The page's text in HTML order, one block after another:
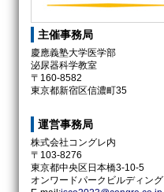
主催事務局
慶應義塾大学医学部
泌尿器科学教室
〒160-8582
東京都新宿区信濃町35
運営事務局
株式会社コングレ内
〒103-8276
東京都中央区日本橋3-10-5
オンワードパークビルディング